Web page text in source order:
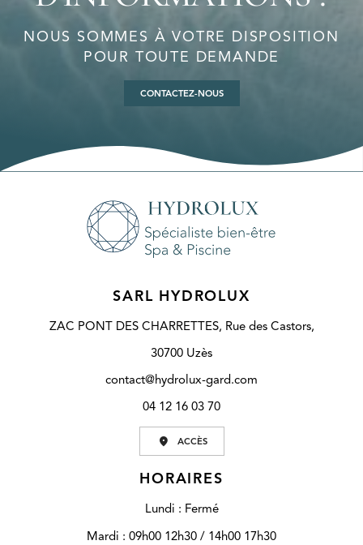
NOUS SOMMES À VOTRE DISPOSITION
POUR TOUTE DEMANDE
CONTACTEZ-NOUS
SARL HYDROLUX
ZAC PONT DES CHARRETTES, Rue des Castors,
30700 Uzès
contact@hydrolux-gard.com
04 12 16 03 70
ACCÈS
HORAIRES
Lundi : Fermé
Mardi : 09h00 12h30 / 14h00 17h30